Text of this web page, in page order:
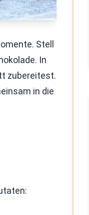
Stell
In
zubereitest.
in die